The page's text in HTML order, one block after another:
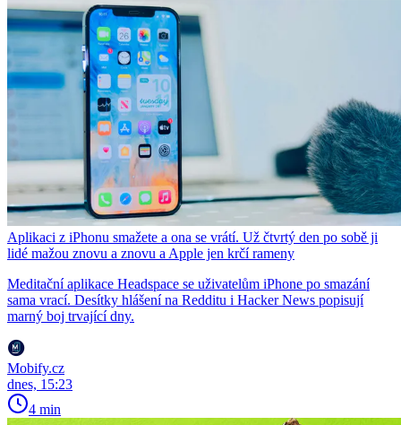
Aplikaci z iPhonu smažete a ona se vrátí. Už čtvrtý den po sobě ji
lidé mažou znovu a znovu a Apple jen krčí rameny
Meditační aplikace Headspace se uživatelům iPhone po smazání
sama vrací. Desítky hlášení na Redditu i Hacker News popisují
marný boj trvající dny.
Mobify.cz
dnes, 15:23
4 min